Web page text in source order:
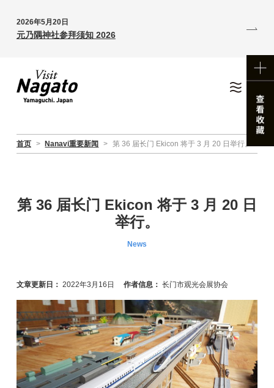
2026年5月20日
元乃隅神社参拜须知 2026
首页 > Nanavi重要新闻 > 第 36 届长门 Ekicon 将于 3 月 20 日举行。
第 36 届长门 Ekicon 将于 3 月 20 日
举行。
News
文章更新日： 2022年3月16日 作者信息： 长门市观光会展协会